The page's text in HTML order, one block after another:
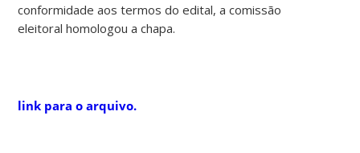
conformidade aos termos do edital, a comissão
eleitoral homologou a chapa.
link para o arquivo.